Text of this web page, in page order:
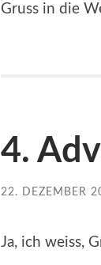
Gruss in die
4.
22. DEZEMBER
Ja, ich weiss,